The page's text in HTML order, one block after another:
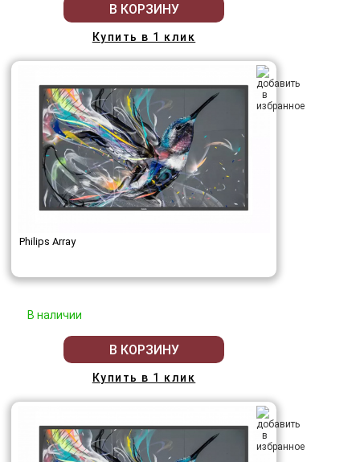
В КОРЗИНУ
Купить в 1 клик
Philips Array
В наличии
В КОРЗИНУ
Купить в 1 клик